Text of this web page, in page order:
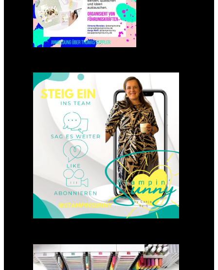
Einsteigen 2025 im Team
Stampin‘ Sunny
23. Januar 2025
GANZ NEU: Scrapbooking
Club 2025